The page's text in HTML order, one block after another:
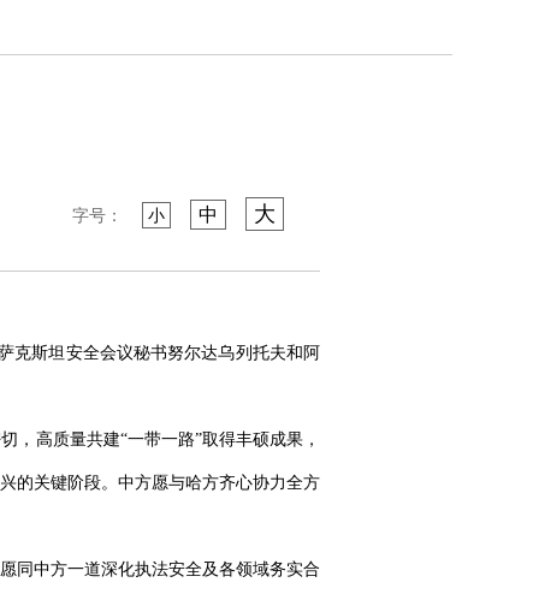
字号： 小 中 大
克斯坦安全会议秘书努尔达乌列托夫和阿
，高质量共建“一带一路”取得丰硕成果，
的关键阶段。中方愿与哈方齐心协力全方
同中方一道深化执法安全及各领域务实合